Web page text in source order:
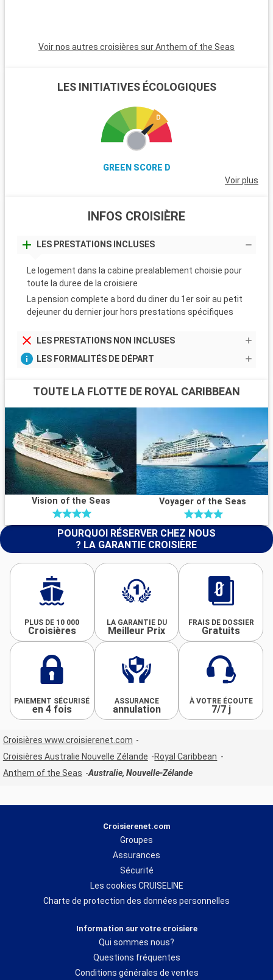
Voir nos autres croisières sur Anthem of the Seas
LES INITIATIVES ÉCOLOGIQUES
GREEN SCORE D
Voir plus
INFOS CROISIÈRE
LES PRESTATIONS INCLUSES
Le logement dans la cabine prealablement choisie pour
toute la duree de la croisiere
La pension complete a bord du diner du 1er soir au petit
dejeuner du dernier jour hors prestations spécifiques
LES PRESTATIONS NON INCLUSES
LES FORMALITÉS DE DÉPART
TOUTE LA FLOTTE DE ROYAL CARIBBEAN
Vision of the Seas Voyager of the Seas
POURQUOI RÉSERVER CHEZ NOUS
? LA GARANTIE CROISIÈRE
PLUS DE 10 000
Croisières
LA GARANTIE DU
Meilleur Prix
FRAIS DE DOSSIER
Gratuits
PAIEMENT SÉCURISÉ
en 4 fois
ASSURANCE
annulation
À VOTRE ÉCOUTE
7/7 j
Croisières www.croisierenet.com
Croisières Australie Nouvelle Zélande
Royal Caribbean
Anthem of the Seas
Australie, Nouvelle-Zélande
Croisierenet.com
Groupes
Assurances
Sécurité
Les cookies CRUISELINE
Charte de protection des données personnelles
Information sur votre croisiere
Qui sommes nous?
Questions fréquentes
Conditions générales de ventes